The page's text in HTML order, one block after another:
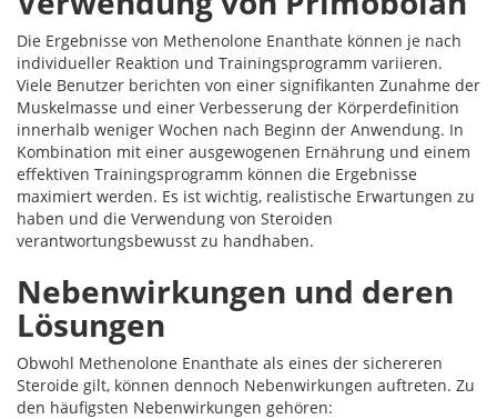
Die Ergebnisse von Methenolone Enanthate können je nach
individueller Reaktion und Trainingsprogramm variieren.
Viele Benutzer berichten von einer signifikanten Zunahme der
Muskelmasse und einer Verbesserung der Körperdefinition
innerhalb weniger Wochen nach Beginn der Anwendung. In
Kombination mit einer ausgewogenen Ernährung und einem
effektiven Trainingsprogramm können die Ergebnisse
maximiert werden. Es ist wichtig, realistische Erwartungen zu
haben und die Verwendung von Steroiden
verantwortungsbewusst zu handhaben.
Nebenwirkungen und deren
Lösungen
Obwohl Methenolone Enanthate als eines der sichereren
Steroide gilt, können dennoch Nebenwirkungen auftreten. Zu
den häufigsten Nebenwirkungen gehören: